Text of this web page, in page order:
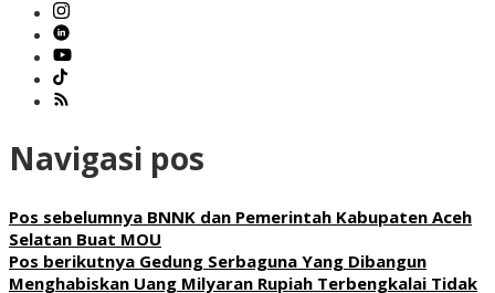
Navigasi pos
Pos sebelumnya BNNK dan Pemerintah Kabupaten Aceh
Selatan Buat MOU
Pos berikutnya Gedung Serbaguna Yang Dibangun
Menghabiskan Uang Milyaran Rupiah Terbengkalai Tidak